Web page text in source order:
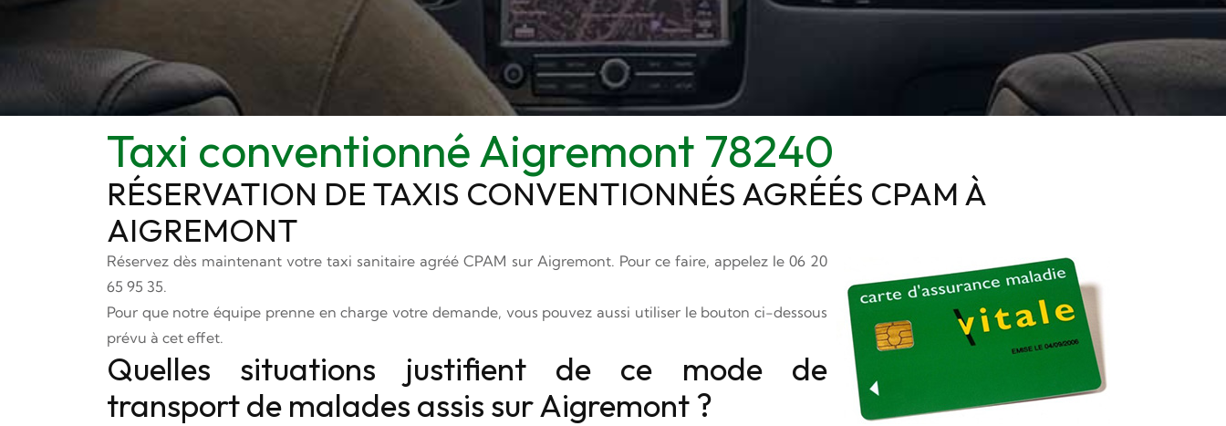
Taxi conventionné Aigremont 78240
RÉSERVATION DE TAXIS CONVENTIONNÉS AGRÉÉS CPAM À
AIGREMONT
Réservez dès maintenant votre taxi sanitaire agréé CPAM sur Aigremont. Pour ce faire, appelez le 06 20
65 95 35.
Pour que notre équipe prenne en charge votre demande, vous pouvez aussi utiliser le bouton ci-dessous
prévu à cet effet.
Quelles situations justifient de ce mode de
transport de malades assis sur Aigremont ?